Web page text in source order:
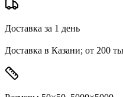
Доставка за 1 день
Доставка в Казани; от 200